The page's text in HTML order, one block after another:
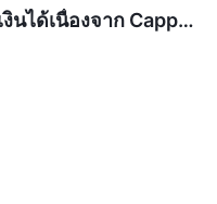
พวกเขาสำหรับข้อมูลเพิ่ม
มิชชันที่เรียกเก็บโดย
บประเภทบัญชี แพลตฟอร์ม
ทำโดยผู้ค้า ขอแนะนำให้
และข้อกำหนดและเงื่อนไข
นได้เนื่องจาก Cappm